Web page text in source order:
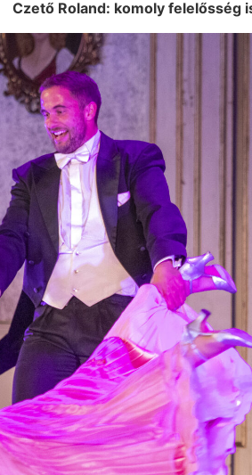
Czető Roland: komoly felelősség